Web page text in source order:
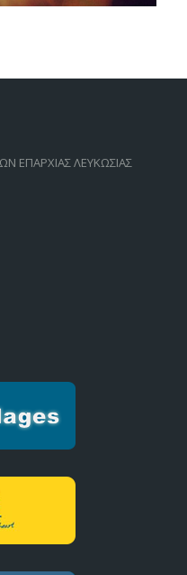
ΕΠΑΡΧΙΑΣ ΛΕΥΚΩΣΙΑΣ